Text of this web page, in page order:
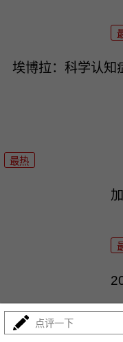
埃博拉：科学认知
最热
点评一下